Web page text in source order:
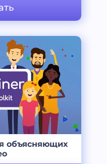
объясняющих